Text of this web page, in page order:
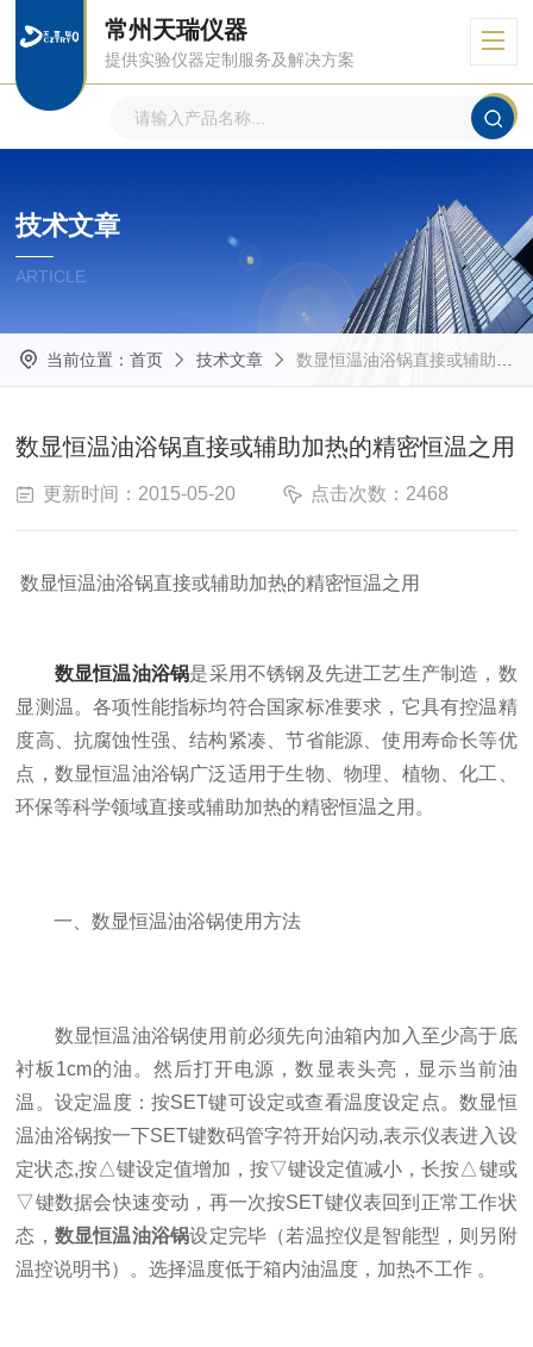
常州天瑞仪器
提供实验仪器定制服务及解决方案
技术文章
ARTICLE
当前位置： 首页 技术文章 数显恒温油浴锅直接或辅助加热的精密恒温之用
数显恒温油浴锅直接或辅助加热的精密恒温之用
更新时间：2015-05-20 点击次数：2468
数显恒温油浴锅直接或辅助加热的精密恒温之用
数显恒温油浴锅是采用不锈钢及先进工艺生产制造，数
显测温。各项性能指标均符合国家标准要求，它具有控温精
度高、抗腐蚀性强、结构紧凑、节省能源、使用寿命长等优
点，数显恒温油浴锅广泛适用于生物、物理、植物、化工、
环保等科学领域直接或辅助加热的精密恒温之用。
一、数显恒温油浴锅使用方法
数显恒温油浴锅使用前必须先向油箱内加入至少高于底
衬板1cm的油。然后打开电源，数显表头亮，显示当前油
温。设定温度：按SET键可设定或查看温度设定点。数显恒
温油浴锅按一下SET键数码管字符开始闪动,表示仪表进入设
定状态,按△键设定值增加，按▽键设定值减小，长按△键或
▽键数据会快速变动，再一次按SET键仪表回到正常工作状
态， 数显恒温油浴锅设定完毕（若温控仪是智能型，则另附
温控说明书）。选择温度低于箱内油温度，加热不工作 。